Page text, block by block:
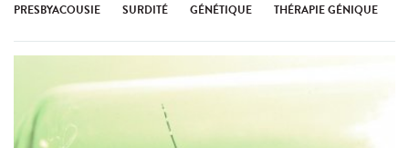
PRESBYACOUSIE SURDITÉ GÉNÉTIQUE THÉRAPIE GÉNIQUE